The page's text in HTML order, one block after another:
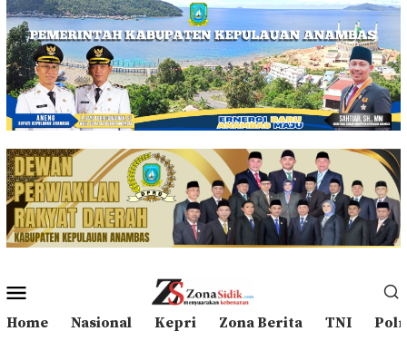
Loncat
ke
konten
Mobile
Home Nasional Kepri Zona Berita TNI